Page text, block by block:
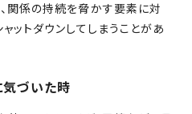
関係の持続を脅かす要素に対
ットダウンしてしまうことがあ
気づいた時